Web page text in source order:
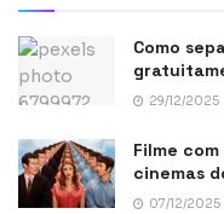
Como
29/12/2025
Filme
cinemas
07/12/2025